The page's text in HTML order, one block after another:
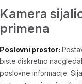
Kamera
primena
Poslovni prostor:
biste diskretno
poslovne informacije.